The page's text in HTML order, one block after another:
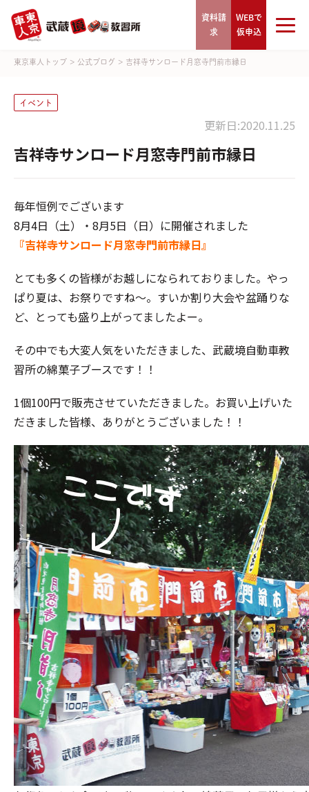
資料請
求
WEBで
仮申込
東京車人トップ > 公式ブログ > 吉祥寺サンロード月窓寺門前市縁日
イベント
更新日:2020.11.25
吉祥寺サンロード月窓寺門前市縁日
毎年恒例でございます
8月4日（土）・8月5日（日）に開催されました
『吉祥寺サンロード月窓寺門前市縁日』
とても多くの皆様がお越しになられておりました。やっ
ぱり夏は、お祭りですね～。すいか割り大会や盆踊りな
ど、とっても盛り上がってましたよー。
その中でも大変人気をいただきました、武蔵境自動車教
習所の綿菓子ブースです！！
1個100円で販売させていただきました。お買い上げいた
だきました皆様、ありがとうございました！！